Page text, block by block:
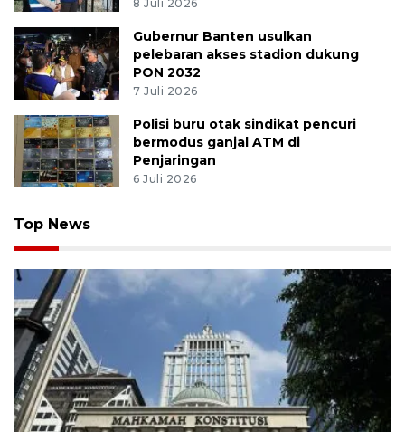
8 Juli 2026
Gubernur Banten usulkan
pelebaran akses stadion dukung
PON 2032
7 Juli 2026
Polisi buru otak sindikat pencuri
bermodus ganjal ATM di
Penjaringan
6 Juli 2026
Top News